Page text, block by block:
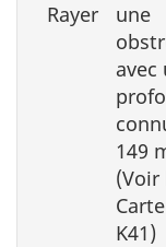
Rayer
une
avec
149
(Voir
K41)